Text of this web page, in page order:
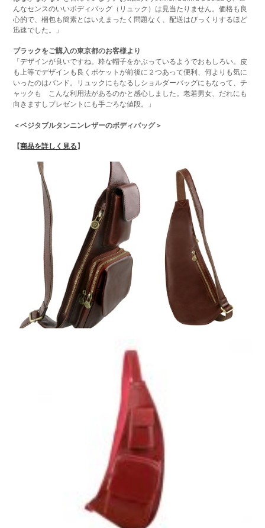
んなセンスのいいボディバッグ（リュック）は見当たりません。価格も良
心的で、梱包も簡素とはいえまったく問題なく、配送はびっくりするほど
迅速でした。」
ブラックをご購入の東京都のお客様より
「デザインが良いですね。粋な帽子をかぶっているようでおもしろい。皮
も上等でデザインも良くポケットが前後に２つあって便利、何よりも気に
いったのはバンド。リュックにもなるしショルダーバッグにもなって、チ
ャックも こんな利用法があるのかと感心しました。老若男女、だれにも
向きますしプレゼントにも手ごろな値段。」
＜ベジタブルタンニンレザーのボディバッグ＞
【商品を詳しく見る】